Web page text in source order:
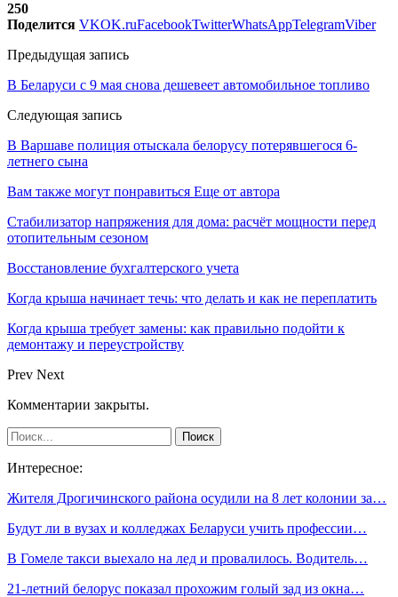
250
Поделится VKOK.ruFacebookTwitterWhatsAppTelegramViber
Предыдущая запись
В Беларуси с 9 мая снова дешевеет автомобильное топливо
Следующая запись
В Варшаве полиция отыскала белорусу потерявшегося 6-
летнего сына
Вам также могут понравиться Еще от автора
Стабилизатор напряжения для дома: расчёт мощности перед
отопительным сезоном
Восстановление бухгалтерского учета
Когда крыша начинает течь: что делать и как не переплатить
Когда крыша требует замены: как правильно подойти к
демонтажу и переустройству
Prev Next
Комментарии закрыты.
Интересное:
Жителя Дрогичинского района осудили на 8 лет колонии за…
Будут ли в вузах и колледжах Беларуси учить профессии…
В Гомеле такси выехало на лед и провалилось. Водитель…
21-летний белорус показал прохожим голый зад из окна…